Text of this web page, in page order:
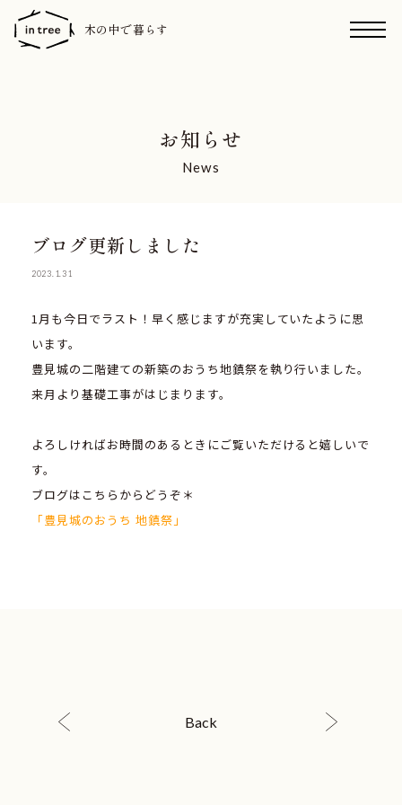
木の中で暮らす
お知らせ
News
ブログ更新しました
2023.1.31
1月も今日でラスト！早く感じますが充実していたように思
います。
豊見城の二階建ての新築のおうち地鎮祭を執り行いました。
来月より基礎工事がはじまります。
よろしければお時間のあるときにご覧いただけると嬉しいで
す。
ブログはこちらからどうぞ＊
「豊見城のおうち 地鎮祭」
Back